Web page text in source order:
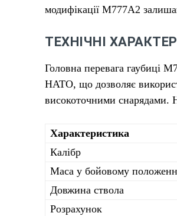
модифікації М777А2
ТЕХНІЧНІ
Головна перевага гаубиці
НАТО, що дозволяє
високоточними снарядами.
Характеристика
Калібр
Маса у бойовому
Довжина ствола
Розрахунок